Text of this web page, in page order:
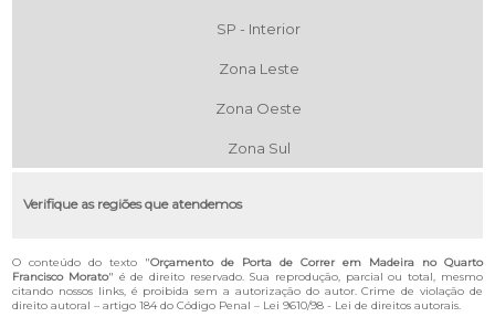
SP - Interior
Zona Leste
Zona Oeste
Zona Sul
Verifique as regiões que atendemos
O conteúdo do texto "Orçamento de Porta de Correr em Madeira no Quarto
Francisco Morato" é de direito reservado. Sua reprodução, parcial ou total, mesmo
citando nossos links, é proibida sem a autorização do autor. Crime de violação de
direito autoral – artigo 184 do Código Penal – Lei 9610/98 - Lei de direitos autorais.